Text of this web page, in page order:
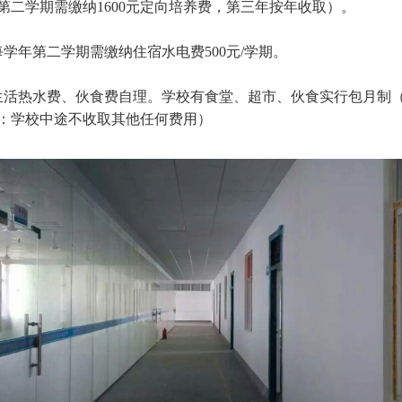
二学期需缴纳1600元定向培养费，第三年按年收取）。
学年第二学期需缴纳住宿水电费500元/学期。
活热水费、伙食费自理。学校有食堂、超市、伙食实行包月制
学校中途不收取其他任何费用）